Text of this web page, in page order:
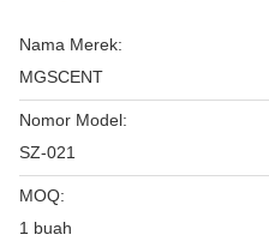
Nama Merek:
MGSCENT
Nomor Model:
SZ-021
MOQ:
1 buah